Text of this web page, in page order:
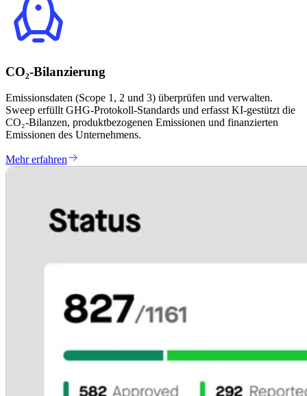
CO₂-Bilanzierung
Emissionsdaten (Scope 1, 2 und 3) überprüfen und verwalten.
Sweep erfüllt GHG-Protokoll-Standards und erfasst KI-gestützt die
CO₂-Bilanzen, produktbezogenen Emissionen und finanzierten
Emissionen des Unternehmens.
Mehr erfahren